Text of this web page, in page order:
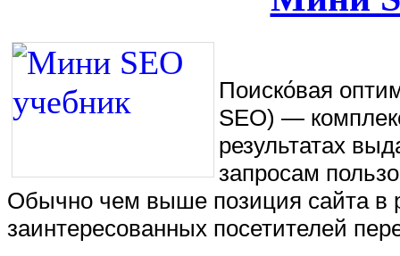
Поиско́вая
SEO) —
результатах
запросам
Обычно чем выше позиция сайта в
заинтересованных посетителей